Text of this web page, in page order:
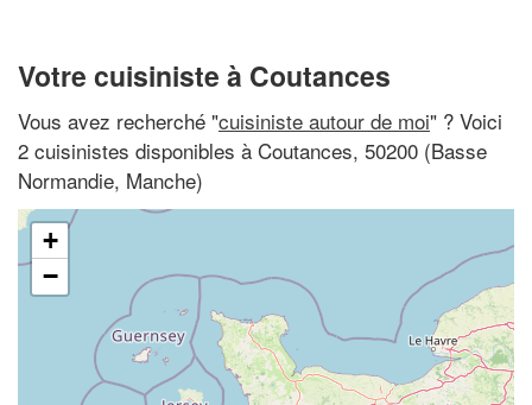
Votre cuisiniste à Coutances
Vous avez recherché "cuisiniste autour de moi" ? Voici
2 cuisinistes disponibles à Coutances, 50200 (Basse
Normandie, Manche)
+
−